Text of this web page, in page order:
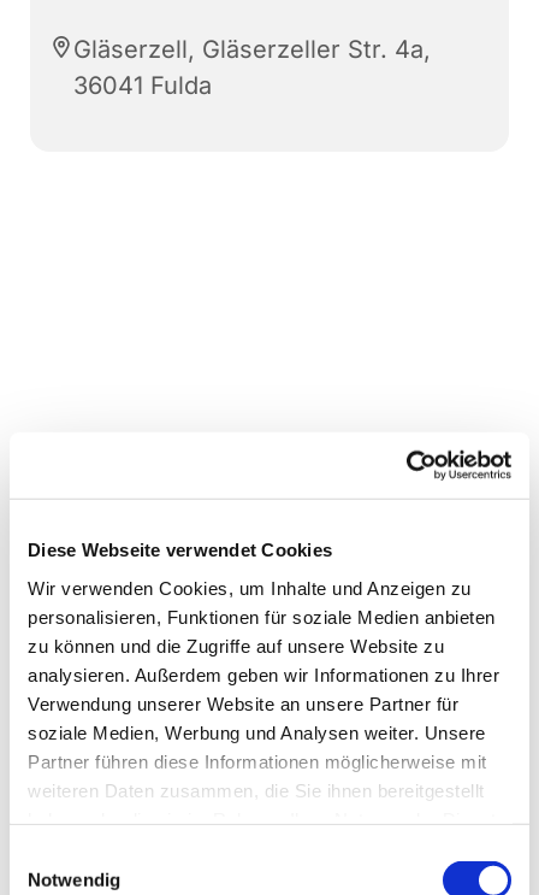
Diese Webseite verwendet Cookies
Wir verwenden Cookies, um Inhalte und Anzeigen zu
personalisieren, Funktionen für soziale Medien anbieten
zu können und die Zugriffe auf unsere Website zu
analysieren. Außerdem geben wir Informationen zu Ihrer
Verwendung unserer Website an unsere Partner für
soziale Medien, Werbung und Analysen weiter. Unsere
Partner führen diese Informationen möglicherweise mit
weiteren Daten zusammen, die Sie ihnen bereitgestellt
Notwendig
Gläserzell, Gläserzeller Str. 4a,
36041 Fulda
Dies könnte Sie auch
interessieren